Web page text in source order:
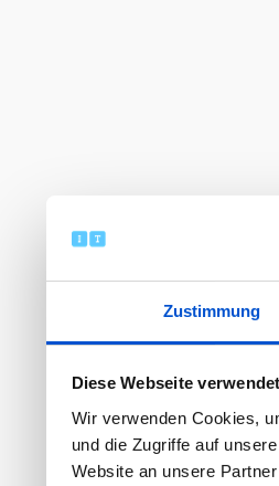
Zustimmung
Diese Webseite
Wir verwenden Cookies,
und die Zugriffe auf
Website an unsere